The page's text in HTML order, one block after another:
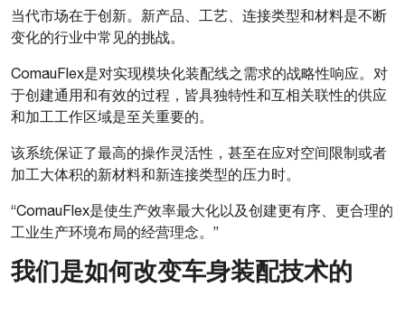
当代市场在于创新。新产品、工艺、连接类型和材料是不断
变化的行业中常见的挑战。
ComauFlex是对实现模块化装配线之需求的战略性响应。对
于创建通用和有效的过程，皆具独特性和互相关联性的供应
和加工工作区域是至关重要的。
该系统保证了最高的操作灵活性，甚至在应对空间限制或者
加工大体积的新材料和新连接类型的压力时。
“ComauFlex是使生产效率最大化以及创建更有序、更合理的
工业生产环境布局的经营理念。”
我们是如何改变车身装配技术的